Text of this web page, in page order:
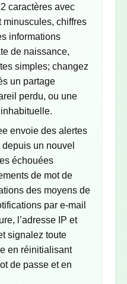
caractères avec
minuscules, chiffres
informations
de naissance,
simples; changez
un partage
perdu, ou une
envoie des alertes
un nouvel
échouées
de mot de
des moyens de
par e-mail
l’adresse IP et
signalez toute
en réinitialisant
de passe et en